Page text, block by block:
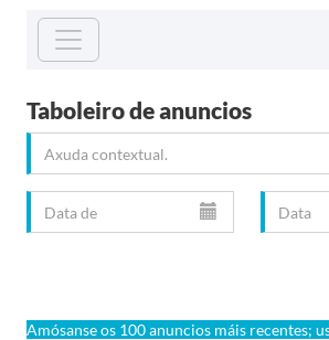
Taboleiro de anuncios
Amósanse os 100 anuncios máis recentes;